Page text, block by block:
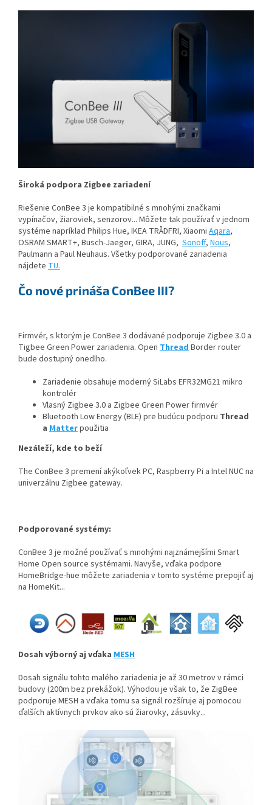
Široká podpora Zigbee zariadení
Riešenie ConBee 3 je kompatibilné s mnohými značkami
vypínačov, žiaroviek, senzorov... Môžete tak používať v jednom
systéme napríklad Philips Hue, IKEA TRÅDFRI, Xiaomi Aqara,
OSRAM SMART+, Busch-Jaeger, GIRA, JUNG, Sonoff, Nous,
Paulmann a Paul Neuhaus. Všetky podporované zariadenia
nájdete TU.
Čo nové prináša ConBee III?
Firmvér, s ktorým je ConBee 3 dodávané podporuje Zigbee 3.0 a
Tigbee Green Power zariadenia. Open Thread Border router
bude dostupný onedlho.
Zariadenie obsahuje moderný SiLabs EFR32MG21 mikro
kontrolér
Vlasný Zigbee 3.0 a Zigbee Green Power firmvér
Bluetooth Low Energy (BLE) pre budúcu podporu Thread
a Matterpoužitia
Nezáleží, kde to beží
The ConBee 3 premení akýkoľvek PC, Raspberry Pi a Intel NUC na
univerzálnu Zigbee gateway.
Podporované systémy:
ConBee 3 je možné používať s mnohými najznámejšími Smart
Home Open source systémami. Navyše, vďaka podpore
HomeBridge-hue môžete zariadenia v tomto systéme prepojiť aj
na HomeKit...
Dosah výborný aj vďaka MESH
Dosah signálu tohto malého zariadenia je až 30 metrov v rámci
budovy (200m bez prekážok). Výhodou je však to, že ZigBee
podporuje MESH a vďaka tomu sa signál rozšíruje aj pomocou
ďalších aktívnych prvkov ako sú žiarovky, zásuvky...